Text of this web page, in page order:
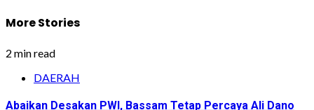
More Stories
2 min read
DAERAH
Abaikan Desakan PWI, Bassam Tetap Percaya Ali Dano